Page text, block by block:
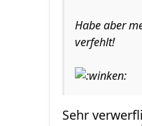
Habe aber
verfehlt!
Sehr